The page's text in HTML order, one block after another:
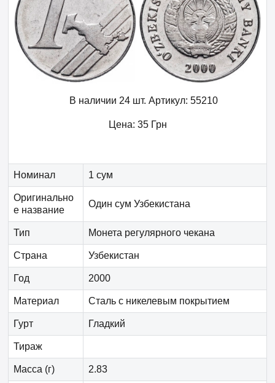
В наличии 24 шт. Артикул: 55210
Цена: 35 Грн
Номинал 1 сум
Оригинально
е название
Один сум Узбекистана
Тип Монета регулярного чекана
Страна Узбекистан
Год 2000
Материал Сталь с никелевым покрытием
Гурт Гладкий
Тираж
Масса (г) 2.83